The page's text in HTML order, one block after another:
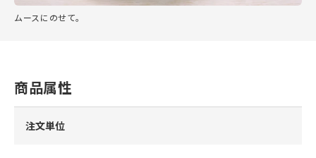
ムースにのせて。
商品属性
注文単位